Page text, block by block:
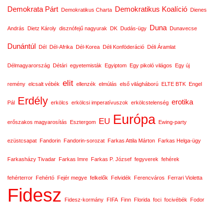
Demokrata Párt Demokratikus Charta Demokratikus Koalíció Dienes
András Dietz Károly disznófejű nagyurak DK Dudás-ügy Duna Dunavecse
Dunántúl Dél Dél-Afrika Dél-Korea Déli Konföderáció Déli Áramlat
Délmagyarország Détári egyetemisták Egyiptom Egy pikoló világos Egy új
remény elcsalt vébék elit ellenzék elmúlás első világháború ELTE BTK Engel
Pál Erdély erkölcs erkölcsi imperatívuszok erkölcstelenség erotika
erőszakos magyarosítás Esztergom EU Európa Ewing-party
ezüstcsapat Fandorin Fandorin-sorozat Farkas Attila Márton Farkas Helga-ügy
Farkasházy Tivadar Farkas Imre Farkas P. József fegyverek fehérek
fehérterror Fehértó Fejér megye felkelők Felvidék Ferencváros Ferrari Violetta
Fidesz Fidesz-kormány FIFA Finn Florida foci focivébék Fodor